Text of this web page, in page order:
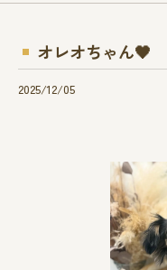
オレオちゃん🖤
2025/12/05